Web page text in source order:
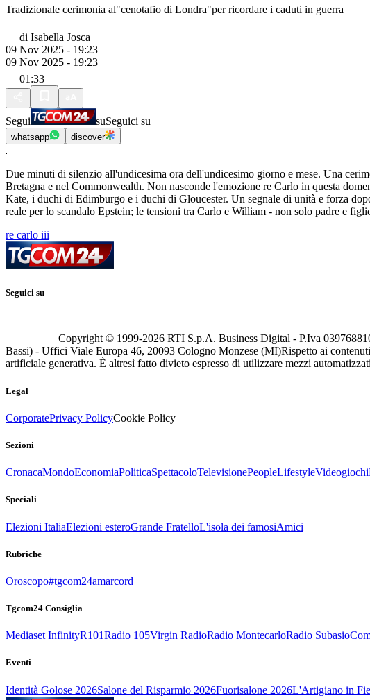
Tradizionale cerimonia al"cenotafio di Londra"per ricordare i caduti in guerra
di Isabella Josca
09 Nov 2025 - 19:23
09 Nov 2025 - 19:23
01:33
Segui suSeguici su
whatsapp discover
Due minuti di silenzio all'undicesima ora dell'undicesimo giorno e mese. Una
Bretagna e nel Commonwealth. Non nasconde l'emozione re Carlo in questa
Kate, i duchi di Edimburgo e i duchi di Gloucester. Un segnale di unità e forza
reale per lo scandalo Epstein; le tensioni tra Carlo e William - non solo padre e
re carlo iii
Seguici su
Copyright © 1999-2026 RTI S.p.A. Business Digital - P.Iva
Bassi) - Uffici Viale Europa 46, 20093 Cologno Monzese (MI)Rispetto ai
artificiale generativa. È altresì fatto divieto espresso di utilizzare mezzi
Legal
CorporatePrivacy PolicyCookie Policy
Sezioni
CronacaMondoEconomiaPoliticaSpettacoloTelevisionePeopleLifestyleVideogiochi
Speciali
Elezioni ItaliaElezioni esteroGrande FratelloL'isola dei famosiAmici
Rubriche
Oroscopo#tgcom24amarcord
Tgcom24 Consiglia
Mediaset InfinityR101Radio 105Virgin RadioRadio MontecarloRadio Subasio
Eventi
Identità Golose 2026Salone del Risparmio 2026Fuorisalone 2026L'Artigiano in